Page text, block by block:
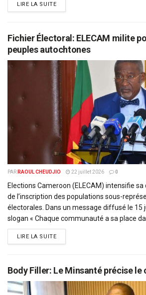
LIRE LA SUITEDETAILS
Fichier Électoral: ELECAM milite
peuples autochtones
PAR RAOUL CHEUDJIO 22 juillet 2026 0
Elections Cameroon (ELECAM) intensifie
de l’inscription des populations sous-
électorales. Dans un message diffusé le 15
slogan « Chaque communauté a sa place
LIRE LA SUITEDETAILS
Body Filler: Le Minsanté précise le